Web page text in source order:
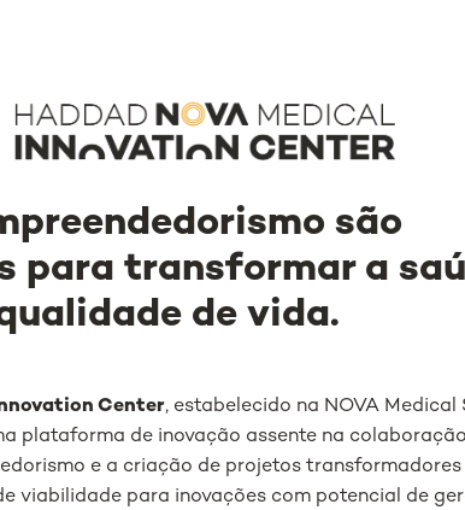
são
para transformar a
de vida.
Center, estabelecido na NOVA
plataforma de inovação assente na
e a criação de projetos transformadores
viabilidade para inovações com potencial de